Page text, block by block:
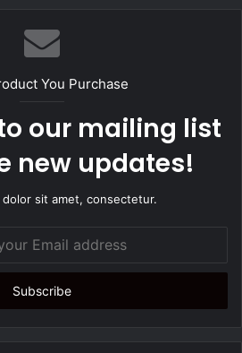
s
i
e
You Purchase
our mailing list
new updates!
dolor sit amet, consectetur.